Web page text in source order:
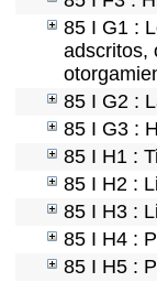
85 I G1 :
adscritos,
85 I G2 :
85 I G3 :
85 I H1 :
85 I H2 :
85 I H3 :
85 I H4 :
85 I H5 :